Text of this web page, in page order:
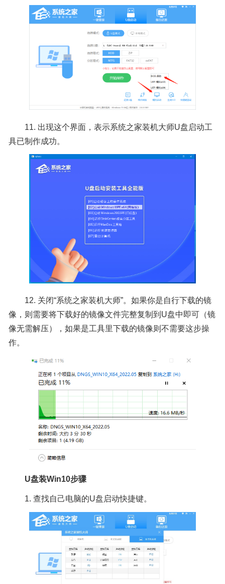
11. 出现这个界面，表示系统之家装机大师U盘启动工
具已制作成功。
12. 关闭“系统之家装机大师”。如果你是自行下载的镜
像，则需要将下载好的镜像文件完整复制到U盘中即可（镜
像无需解压），如果是工具里下载的镜像则不需要这步操
作。
U盘装Win10步骤
1. 查找自己电脑的U盘启动快捷键。